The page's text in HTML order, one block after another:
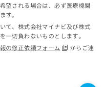
望される場合は、必ず医療機関
す。
て、株式会社マイナビ及び株式
一切負わないものとします。
の修正依頼フォーム
からご連